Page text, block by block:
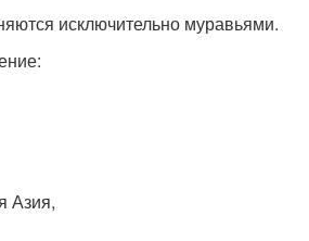
исключительно муравьями.
Азия,